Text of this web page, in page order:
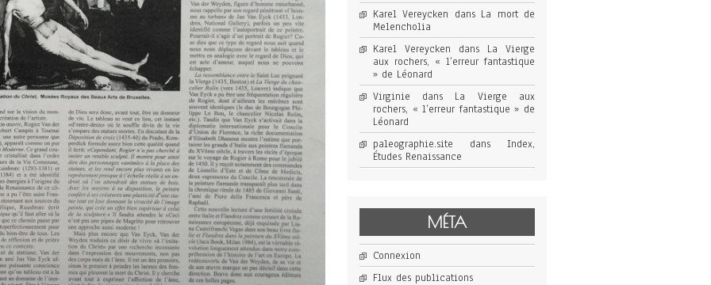
Karel Vereycken dans La mort de
Melencholia
Karel Vereycken dans La Vierge
aux rochers, « l’erreur fantastique
» de Léonard
Virginie dans La Vierge aux
rochers, « l’erreur fantastique » de
Léonard
paleographie.site dans Index,
Études Renaissance
MÉTA
Connexion
Flux des publications